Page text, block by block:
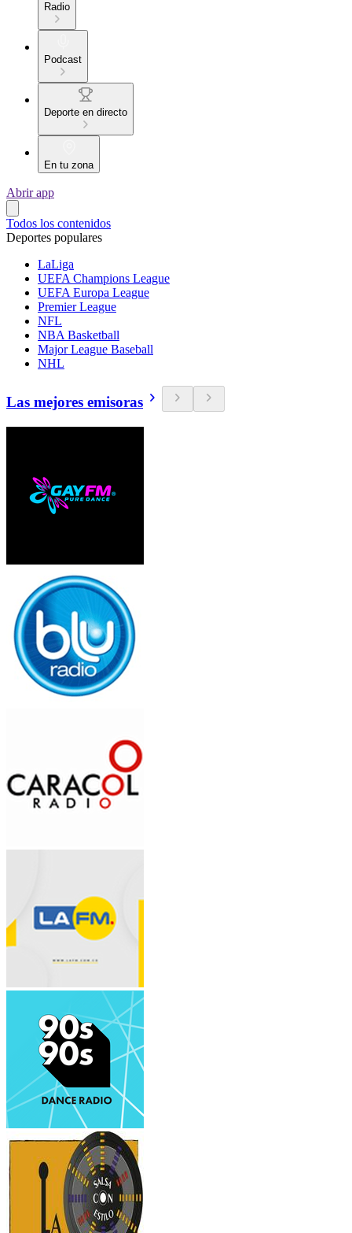
Radio
Podcast
Deporte en directo
En tu zona
Abrir app
Todos los contenidos
Deportes populares
LaLiga
UEFA Champions League
UEFA Europa League
Premier League
NFL
NBA Basketball
Major League Baseball
NHL
Las mejores emisoras